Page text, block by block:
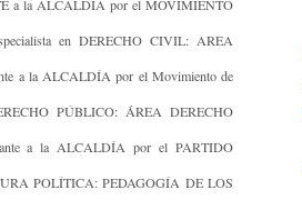
a la ALCALDÍA por el MOVIMIENTO
en DERECHO CIVIL: AREA
a la ALCALDÍA por el Movimiento de
PÚBLICO: ÁREA DERECHO
a la ALCALDÍA por el PARTIDO
POLÍTICA: PEDAGOGÍA DE LOS